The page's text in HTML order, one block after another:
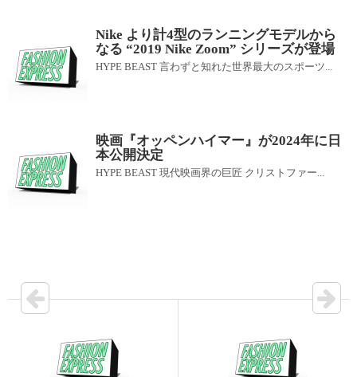
Nike より計4型のランニングモデルから
なる “2019 Nike Zoom” シリーズが登場
HYPE BEAST 言わずと知れた世界最大のスポーツ...
映画『オッペンハイマー』が2024年に日
本公開決定
HYPE BEAST 現代映画界の巨匠 クリストファー...